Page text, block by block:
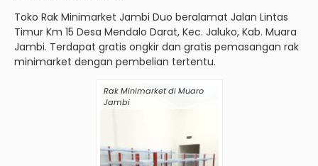
Toko Rak Minimarket Jambi Duo beralamat Jalan Lintas
Timur Km 15 Desa Mendalo Darat, Kec. Jaluko, Kab. Muara
Jambi. Terdapat gratis ongkir dan gratis pemasangan rak
minimarket dengan pembelian tertentu.
Rak Minimarket di Muaro
Jambi